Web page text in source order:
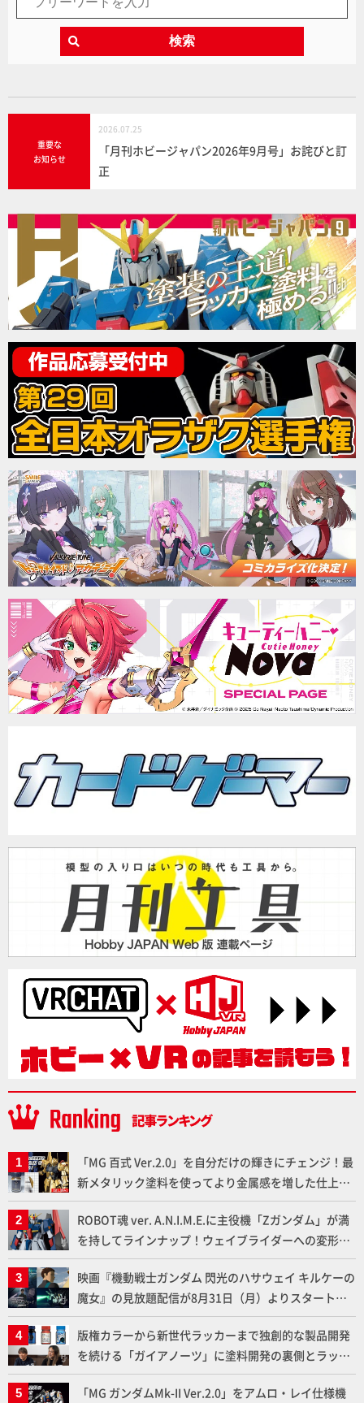
検索
重要な
お知らせ
2026.07.25
「月刊ホビージャパン2026年9月号」お詫びと訂
正
「MG 百式 Ver.2.0」を自分だけの輝きにチェンジ！最
新メタリック塗料を使ってより金属感を増した仕上が
りに!!【試し読み】
ROBOT魂 ver. A.N.I.M.E.に主役機「Zガンダム」が満
を持してラインナップ！ウェイブライダーへの変形、
劇中どおりのプロポーションを再現【機動戦士Zガン
ダム】
映画『機動戦士ガンダム 閃光のハサウェイ キルケーの
魔女』の見放題配信が8月31日（月）よりスタート！
Prime Videoで国内独占配信
版権カラーから新世代ラッカーまで独創的な製品開発
を続ける「ガイアノーツ」に塗料開発の裏側とラッカ
ー塗料の未来についてインタビュー！
「MG ガンダムMk-II Ver.2.0」をアムロ・レイ仕様機